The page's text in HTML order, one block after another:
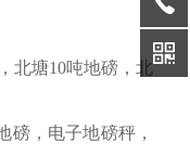
北塘10吨地磅，北
磅，电子地磅秤，